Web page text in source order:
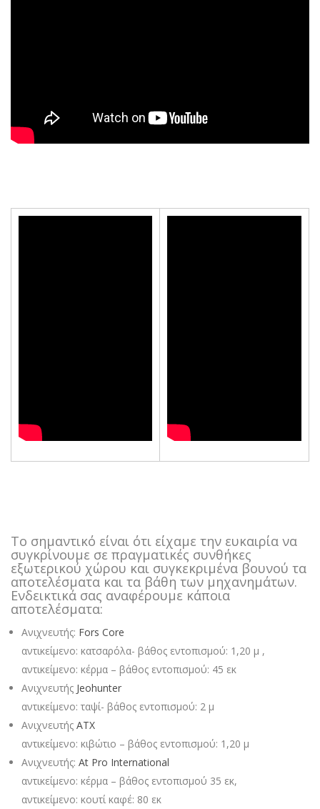
Το σημαντικό είναι ότι είχαμε την ευκαιρία να
συγκρίνουμε σε πραγματικές συνθήκες
εξωτερικού χώρου και συγκεκριμένα βουνού τα
αποτελέσματα και τα βάθη των μηχανημάτων.
Ενδεικτικά σας αναφέρουμε κάποια
αποτελέσματα:
Ανιχνευτής: Fors Core
αντικείμενο: κατσαρόλα- βάθος εντοπισμού: 1,20 μ ,
αντικείμενο: κέρμα – βάθος εντοπισμού: 45 εκ
Ανιχνευτής Jeohunter
αντικείμενο: ταψί- βάθος εντοπισμού: 2 μ
Ανιχνευτής ATX
αντικείμενο: κιβώτιο – βάθος εντοπισμού: 1,20 μ
Ανιχνευτής: At Pro International
αντικείμενο: κέρμα – βάθος εντοπισμού 35 εκ,
αντικείμενο: κουτί καφέ: 80 εκ